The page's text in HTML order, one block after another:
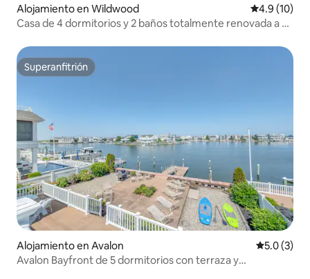
Alojamiento en Wildwood Calificación
4.9 (10)
Casa de 4 dormitorios y 2 baños totalmente renovada a 5
Superanfitrión
Superanfitrión
Alojamiento en Avalon
5.0 (3)
Avalon Bayfront de 5 dormitorios con terraza y